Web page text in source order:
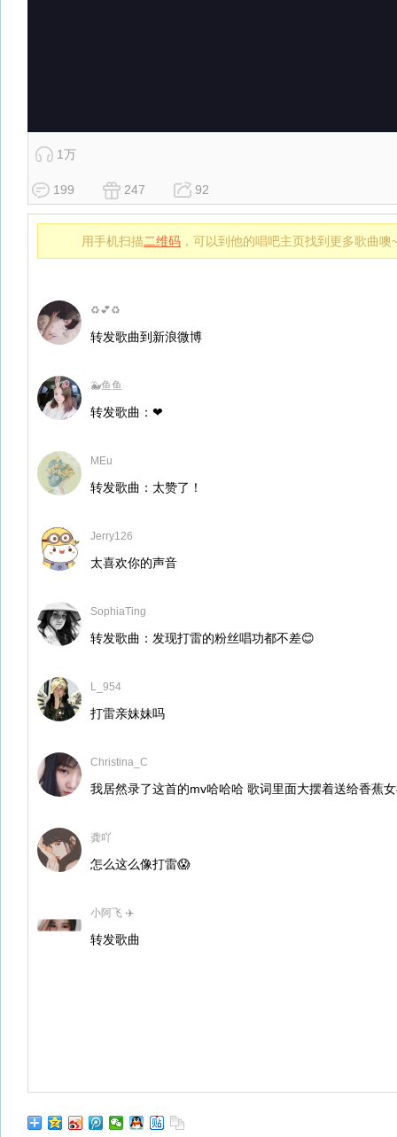
1万
199 247 92
用手机扫描二维码 ，可以到他的唱吧主页找到更多歌曲噢
♻️💕♻️
转发歌曲到新浪微博
🐳鱼鱼
转发歌曲：❤
MEu
转发歌曲：太赞了！
Jerry126
太喜欢你的声音
SophiaTing
转发歌曲：发现打雷的粉丝唱功都不差😊
L_954
打雷亲妹妹吗
Christina_C
我居然录了这首的mv哈哈哈 歌词里面大摆着送给香蕉
龚吖
怎么这么像打雷😱
小阿飞 ✈️
转发歌曲